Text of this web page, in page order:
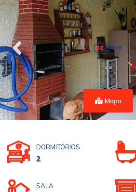
Mapa
DORMITÓRIOS
2
SALA